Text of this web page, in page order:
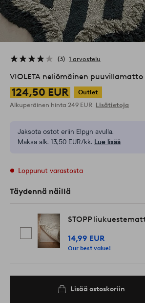
3 1 arvostelu
VIOLETA neliömäinen puuvillamatto
124,50 EUR
Outlet
Alkuperäinen hinta 249 EUR Lisätietoja
Jaksota ostot eriin Elpyn avulla.
Maksa alk. 13,50 EUR/kk. Lue lisää
Loppunut varastosta
Täydennä näillä
STOPP
14,99 EUR
Our best value!
Lisää ostoskoriin